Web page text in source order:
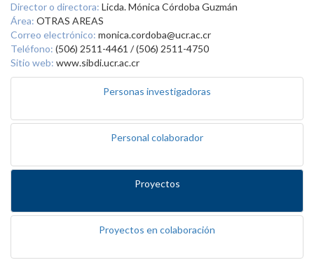
Director o directora: Licda. Mónica Córdoba Guzmán
Área: OTRAS AREAS
Correo electrónico: monica.cordoba@ucr.ac.cr
Teléfono: (506) 2511-4461 / (506) 2511-4750
Sitio web: www.sibdi.ucr.ac.cr
Personas investigadoras
Personal colaborador
Proyectos
Proyectos en colaboración